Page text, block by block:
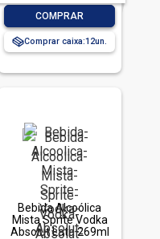
COMPRAR
Comprar caixa:12
Bebida Alcoólica
Mista Sprite Vodka
Absolut Lata 269ml